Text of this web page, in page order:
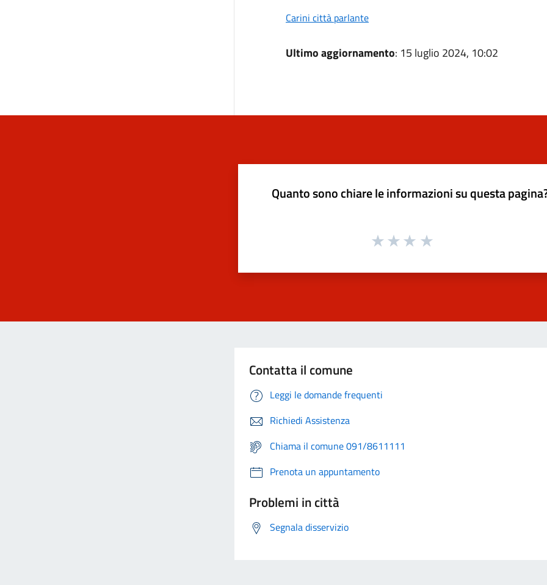
Carini città parlante
Ultimo aggiornamento: 15 luglio 2024, 10:02
Quanto sono chiare le informazioni su questa
Contatta il comune
Leggi le domande frequenti
Richiedi Assistenza
Chiama il comune 091/8611111
Prenota un appuntamento
Problemi in città
Segnala disservizio